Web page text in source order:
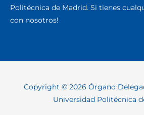
Politécnica de Madrid. Si tienes
con nosotros!
Copyright © 2026 Órgano
Universidad Politécnica